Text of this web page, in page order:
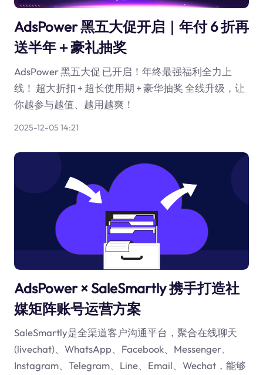
AdsPower 黑五大促开启｜年付 6 折再
送半年＋豪礼抽奖
AdsPower 黑五大促 已开启！年终最强福利全力上
线！ 超大折扣 + 超长使用期 + 豪华抽奖 全线升级，让
你越参与越值、越用越爽！
2025-12-05 14:21
AdsPower × SaleSmartly 携手打造社
媒矩阵账号运营方案
SaleSmartly是全渠道客户沟通平台，聚合在线聊天
(livechat)、WhatsApp、Facebook、Messenger、
Instagram、Telegram、Line、Email、Wechat，能够